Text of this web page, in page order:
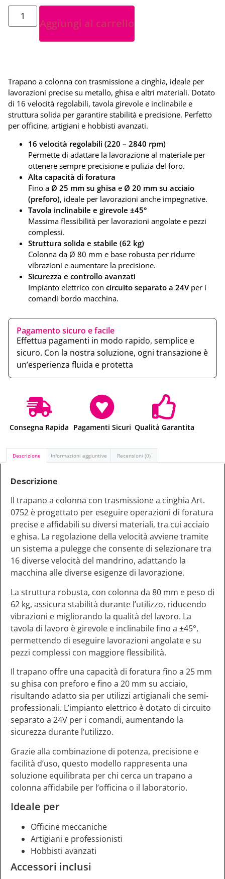
Aggiungi al carrello
Trapano a colonna con trasmissione a cinghia, ideale per
lavorazioni precise su metallo, ghisa e altri materiali. Dotato
di 16 velocità regolabili, tavola girevole e inclinabile e
struttura solida per garantire stabilità e precisione. Perfetto
per officine, artigiani e hobbisti avanzati.
16 velocità regolabili (220 – 2840 rpm)
Permette di adattare la lavorazione al materiale per
ottenere sempre precisione e pulizia del foro.
Alta capacità di foratura
Fino a Ø 25 mm su ghisa e Ø 20 mm su acciaio
(preforo), ideale per lavorazioni anche impegnative.
Tavola inclinabile e girevole ±45°
Massima flessibilità per lavorazioni angolate e pezzi
complessi.
Struttura solida e stabile (62 kg)
Colonna da Ø 80 mm e base robusta per ridurre
vibrazioni e aumentare la precisione.
Sicurezza e controllo avanzati
Impianto elettrico con circuito separato a 24Vper i
comandi bordo macchina.
Pagamento sicuro e facile
Effettua pagamenti in modo rapido, semplice e
sicuro. Con la nostra soluzione, ogni transazione è
un’esperienza fluida e protetta
Consegna Rapida Pagamenti Sicuri Qualità Garantita
Descrizione Informazioni aggiuntive Recensioni (0)
Descrizione
Il trapano a colonna con trasmissione a cinghia Art.
0752 è progettato per eseguire operazioni di foratura
precise e affidabili su diversi materiali, tra cui acciaio
e ghisa. La regolazione della velocità avviene tramite
un sistema a pulegge che consente di selezionare tra
16 diverse velocità del mandrino, adattando la
macchina alle diverse esigenze di lavorazione.
La struttura robusta, con colonna da 80 mm e peso di
62 kg, assicura stabilità durante l’utilizzo, riducendo
vibrazioni e migliorando la qualità del lavoro. La
tavola di lavoro è girevole e inclinabile fino a ±45°,
permettendo di eseguire lavorazioni angolate e su
pezzi complessi con maggiore flessibilità.
Il trapano offre una capacità di foratura fino a 25 mm
su ghisa con preforo e fino a 20 mm su acciaio,
risultando adatto sia per utilizzi artigianali che semi-
professionali. L’impianto elettrico è dotato di circuito
separato a 24V per i comandi, aumentando la
sicurezza durante l’utilizzo.
Grazie alla combinazione di potenza, precisione e
facilità d’uso, questo modello rappresenta una
soluzione equilibrata per chi cerca un trapano a
colonna affidabile per l’officina o il laboratorio.
Ideale per
Officine meccaniche
Artigiani e professionisti
Hobbisti avanzati
Accessori inclusi